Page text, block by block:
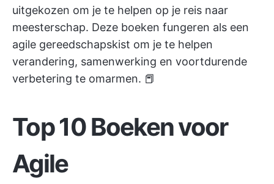
uitgekozen om je te helpen op je reis naar
meesterschap. Deze boeken fungeren als een
agile gereedschapskist om je te helpen
verandering, samenwerking en voortdurende
verbetering te omarmen. 📕
Top 10 Boeken voor
Agile